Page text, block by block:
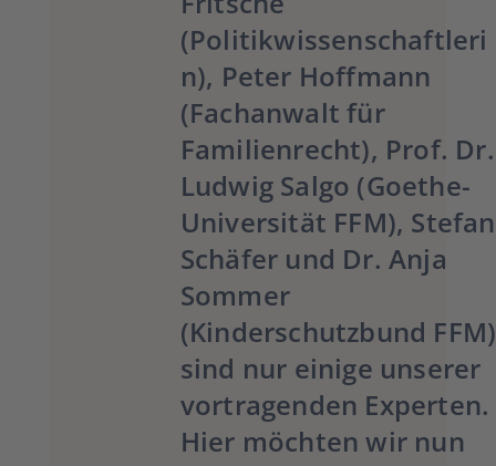
(Politikwissenschaftleri
n), Peter Hoffmann
(Fachanwalt für
Familienrecht), Prof. Dr.
Ludwig Salgo (Goethe-
Universität FFM), Stefan
Schäfer und Dr. Anja
Sommer
(Kinderschutzbund FFM)
sind nur einige unserer
vortragenden Experten.
Hier möchten wir nun